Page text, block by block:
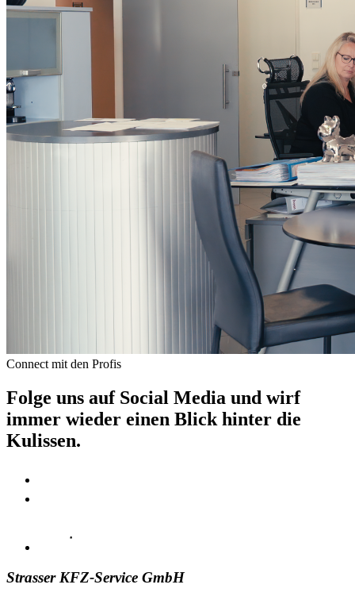
Connect mit den Profis
Folge uns auf Social Media und wirf
immer wieder einen Blick hinter die
Kulissen.
Strasser KFZ-Service GmbH